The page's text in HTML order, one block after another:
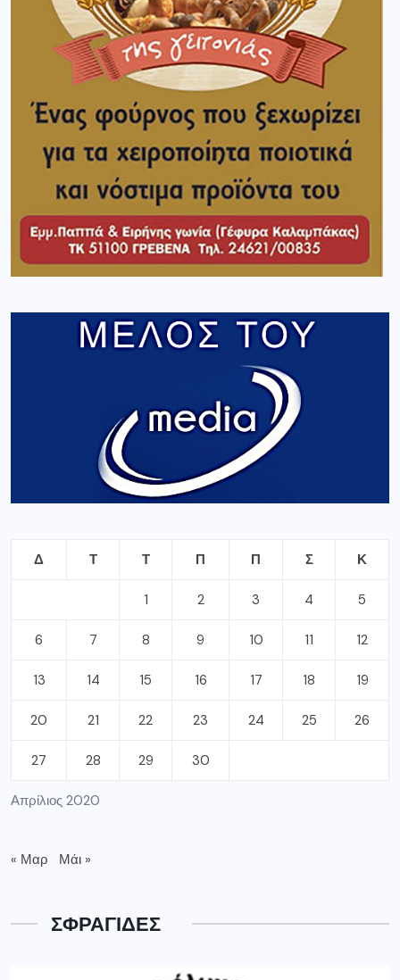
Απρίλιος 2020
Δ Τ Τ Π Π Σ Κ
1 2 3 4 5
6 7 8 9 10 11 12
13 14 15 16 17 18 19
20 21 22 23 24 25 26
27 28 29 30
« Μαρ Μάι »
ΣΦΡΑΓΙΔΕΣ